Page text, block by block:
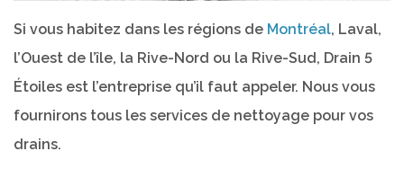
Si vous habitez dans les régions de Montréal, Laval,
l’Ouest de l’île, la Rive-Nord ou la Rive-Sud, Drain 5
Étoiles est l’entreprise qu’il faut appeler. Nous vous
fournirons tous les services de nettoyage pour vos
drains.